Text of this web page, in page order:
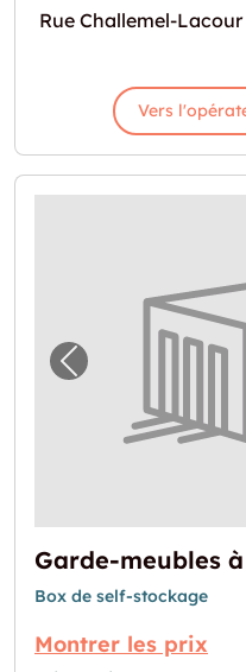
Rue Challemel-
Vers
Image
Garde-meubles
Box de self-stockage
Montrer les prix